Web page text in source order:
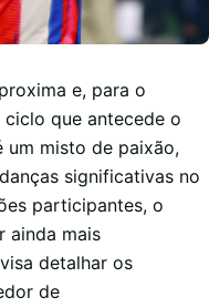
e, para o
que antecede o
um misto de paixão,
significativas no
participantes, o
ainda mais
detalhar os
de